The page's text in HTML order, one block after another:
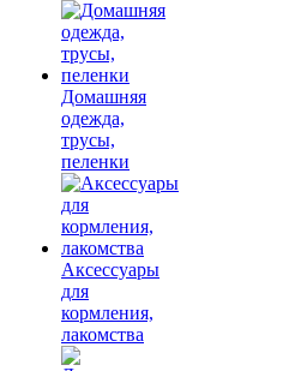
Домашняя
одежда,
трусы,
пеленки
Аксессуары
для
кормления,
лакомства